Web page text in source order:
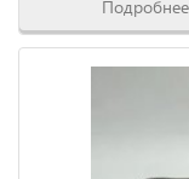
Подробнее